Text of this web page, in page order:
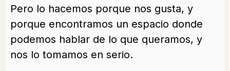
Pero lo hacemos porque nos gusta, y
porque encontramos un espacio donde
podemos hablar de lo que queramos, y
nos lo tomamos en serio.